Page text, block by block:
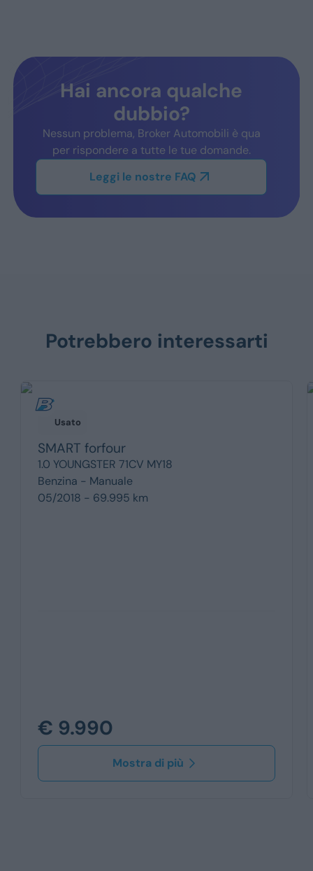
Hai ancora qualche
dubbio?
Nessun problema, Broker Automobili è qua
per rispondere a tutte le tue domande.
Leggi le nostre FAQ
Potrebbero interessarti
Usato
SMART forfour
1.0 YOUNGSTER 71CV MY18
Benzina - Manuale
05/2018 - 69.995 km
€ 9.990
Mostra di più